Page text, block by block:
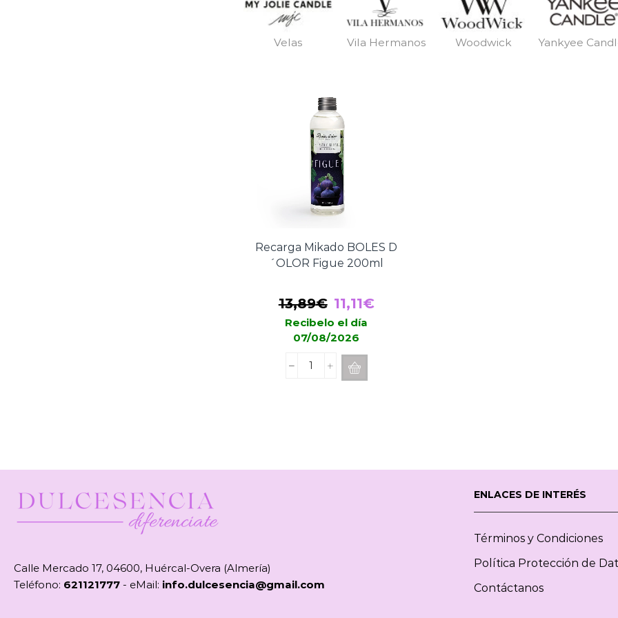
Velas Vila Hermanos Woodwick Yankyee
Recarga Mikado BOLES D
´OLOR Figue 200ml
13,89€ El
precio
original
era:
13,89€.
11,11€El
Recibelo el día
07/08/2026
Recarga
cantidad
Calle Mercado 17, 04600, Huércal-Overa (Almería)
Teléfono: 621121777 - eMail: info.dulcesencia@gmail.com
ENLACES DE INTERÉS
Términos y Condiciones
Política Protección de
Contáctanos